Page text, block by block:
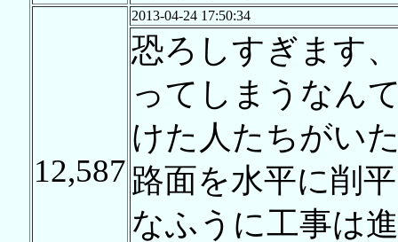
12,587
2013-04-24 17:50:34
恐ろしすぎます
ってしまうなん
けた人たちがい
路面を水平に削
なふうに工事は